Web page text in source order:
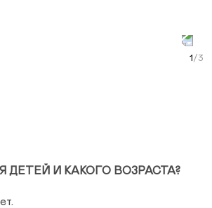
Next Slide
ДЕТЕЙ И КАКОГО ВОЗРАСТА?